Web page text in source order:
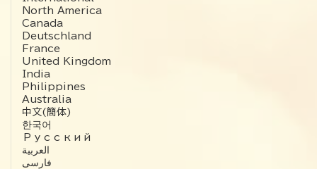
North America
Canada
Deutschland
France
United Kingdom
India
Philippines
Australia
中文(簡体)
한국어
Русский
العربية‏
فارسی